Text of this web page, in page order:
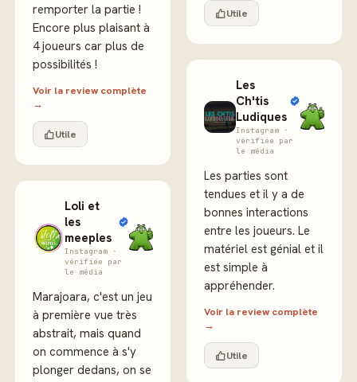
remporter la partie !
Encore plus plaisant à
4 joueurs car plus de
possibilités !
Voir la review complète
→
Utile
Loli et
les
meeples
Instagram ·
vérifiée par
le média
Marajoara, c'est un jeu
à première vue très
abstrait, mais quand
on commence à s'y
plonger dedans, on se
Utile
Les
Ch'tis
Ludiques
Instagram ·
vérifiée par
le média
Les parties sont
tendues et il y a de
bonnes interactions
entre les joueurs. Le
matériel est génial et il
est simple à
appréhender.
Voir la review complète
→
Utile